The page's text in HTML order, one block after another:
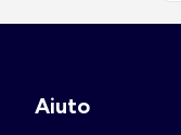
Aiuto